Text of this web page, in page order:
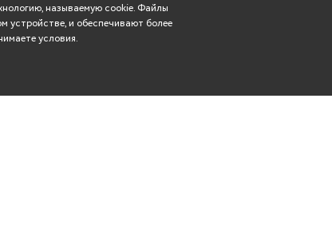
называемую cookie. Файлы
устройстве, и обеспечивают более
условия.